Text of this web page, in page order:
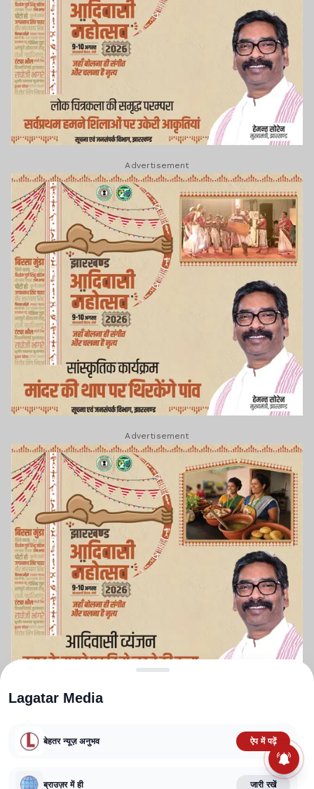
Advertisement
Advertisement
TERMS AND CONDITIONS
CORRECTIONS POLICY
FACT CHECKING POLICY
Lagatar Media
बेहतर न्यूज़ अनुभव ऐप में पढ़ें
ब्राउज़र में ही जारी रखें